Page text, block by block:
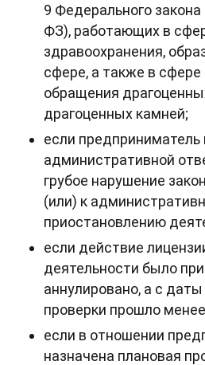
9 Федерального
ФЗ), работающих в
здравоохранения,
сфере, а также в сфере
обращения
драгоценных камней;
если предприниматель
административной
грубое нарушение
(или) к
приостановлению
если действие
деятельности было
аннулировано, а с
проверки прошло
если в отношении
назначена плановая